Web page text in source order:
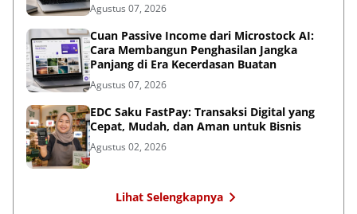
Agustus 07, 2026
Cuan Passive Income dari Microstock AI:
Cara Membangun Penghasilan Jangka
Panjang di Era Kecerdasan Buatan
Agustus 07, 2026
EDC Saku FastPay: Transaksi Digital yang
Cepat, Mudah, dan Aman untuk Bisnis
Agustus 02, 2026
Lihat Selengkapnya